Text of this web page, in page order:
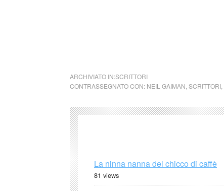
ARCHIVIATO IN:SCRITTORI
CONTRASSEGNATO CON: NEIL GAIMAN SCRITTORI
La ninna nanna del chicco di caffè
81 views